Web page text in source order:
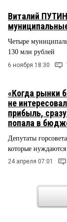
Виталий
Четыре
130 млн рублей
6 ноября 18:30
«Когда рынки
не
прибыль,
попала в
Депутаты
которые
24 апреля 07:01